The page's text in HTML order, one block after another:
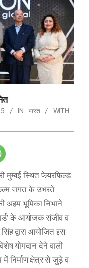
IN: भारत
WITH:
मुम्बई स्थित फेयरफिल्ड
जगत के उभरते
अहम भूमिका निभाने
के आयोजक संजीव व
द्वारा आयोजित इस
योगदान देने वाली
निर्माण क्षेत्र से जुड़े व